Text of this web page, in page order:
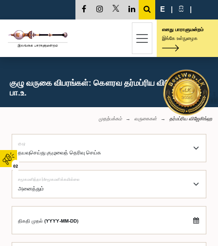
02
E | සි |
எனது பாராளுமன்றம்
இங்கே உள்நுழைக
குழு வருகை விபரங்கள்: கௌரவ தர்மப்ரிய விஜேசிங்ஹ,
பா.உ.
முதற்பக்கம் வருகைகள் தர்மப்ரிய விஜேசிங்ஹ
குழு
சமூகமளித்தார்/சமூகமளிக்கவில்லை
திகதி முதல் (YYYY-MM-DD)